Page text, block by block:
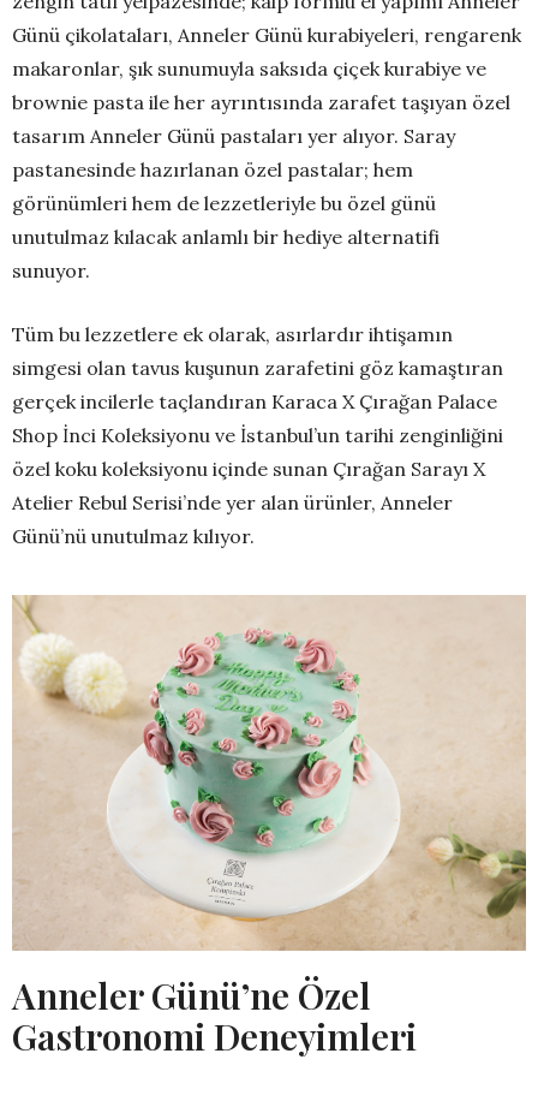
Günü çikolataları, Anneler Günü kurabiyeleri, rengarenk
makaronlar, şık sunumuyla saksıda çiçek kurabiye ve
brownie pasta ile her ayrıntısında zarafet taşıyan özel
tasarım Anneler Günü pastaları yer alıyor. Saray
pastanesinde hazırlanan özel pastalar; hem
görünümleri hem de lezzetleriyle bu özel günü
unutulmaz kılacak anlamlı bir hediye alternatifi
sunuyor.
Tüm bu lezzetlere ek olarak, asırlardır ihtişamın
simgesi olan tavus kuşunun zarafetini göz kamaştıran
gerçek incilerle taçlandıran Karaca X Çırağan Palace
Shop İnci Koleksiyonu ve İstanbul’un tarihi zenginliğini
özel koku koleksiyonu içinde sunan Çırağan Sarayı X
Atelier Rebul Serisi’nde yer alan ürünler, Anneler
Günü’nü unutulmaz kılıyor.
Anneler Günü’ne Özel
Gastronomi Deneyimleri